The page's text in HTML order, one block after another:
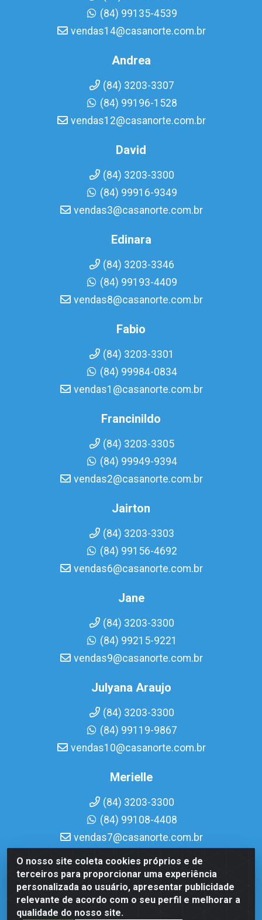
O nosso site coleta cookies próprios e de
terceiros para proporcionar uma experiência
personalizada ao usuário, apresentar publicidade
relevante de acordo com o seu perfil e melhorar a
qualidade do nosso site.
(84) 99135-4539
vendas14@casanorte.com.br
Andrea
(84) 3203-3307
(84) 99196-1528
vendas12@casanorte.com.br
David
(84) 3203-3300
(84) 99916-9349
vendas3@casanorte.com.br
Edinara
(84) 3203-3346
(84) 99193-4409
vendas8@casanorte.com.br
Fabio
(84) 3203-3301
(84) 99984-0834
vendas1@casanorte.com.br
Francinildo
(84) 3203-3305
(84) 99949-9394
vendas2@casanorte.com.br
Jairton
(84) 3203-3303
(84) 99156-4692
vendas6@casanorte.com.br
Jane
(84) 3203-3300
(84) 99215-9221
vendas9@casanorte.com.br
Julyana Araujo
(84) 3203-3300
(84) 99119-9867
vendas10@casanorte.com.br
Merielle
(84) 3203-3300
(84) 99108-4408
vendas7@casanorte.com.br
Casa Norte LTDA - Av. Interventor Mário Câmara, 1815 -
Dix-Sept Rosado, Natal/RN - CEP 59054-600 - CNPJ
08.713.513/0001-51